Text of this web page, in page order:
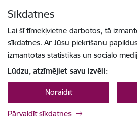
Sīkdatnes
Lai šī tīmekļvietne darbotos, tā
sīkdatnes. Ar Jūsu piekrišanu
izmantotas statistikas un sociālo
Lūdzu, atzīmējiet savu izvēli:
Noraidīt
Pārvaldīt sīkdatnes